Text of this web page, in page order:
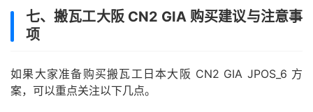
七、搬瓦工大阪 CN2 GIA 购买建议与注意事
项
如果大家准备购买搬瓦工日本大阪 CN2 GIA JPOS_6 方
案，可以重点关注以下几点。